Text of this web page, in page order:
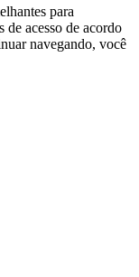
para
de acesso de acordo
navegando, você